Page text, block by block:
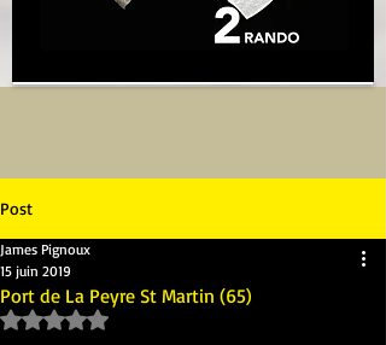
Post
Port de La Peyre St Martin (65)
James Pignoux
15 juin 2019
Noté NaN étoiles sur 5.